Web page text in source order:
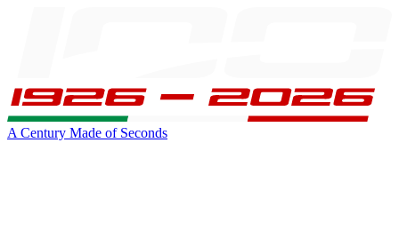
A Century Made of Seconds